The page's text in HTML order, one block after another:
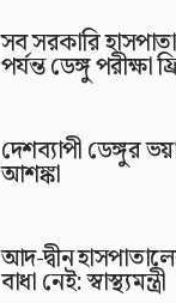
সব সরকারি
পর্যন্ত ডেঙ্গু পরীক্ষা
দেশব্যাপী ডেঙ্গুর
আশঙ্কা
আদ-দ্বীন
বাধা নেই: স্বাস্থ্যমন্ত্রী